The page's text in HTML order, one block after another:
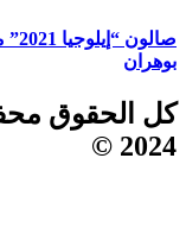
بوهران
كل الحقوق
2024 ©